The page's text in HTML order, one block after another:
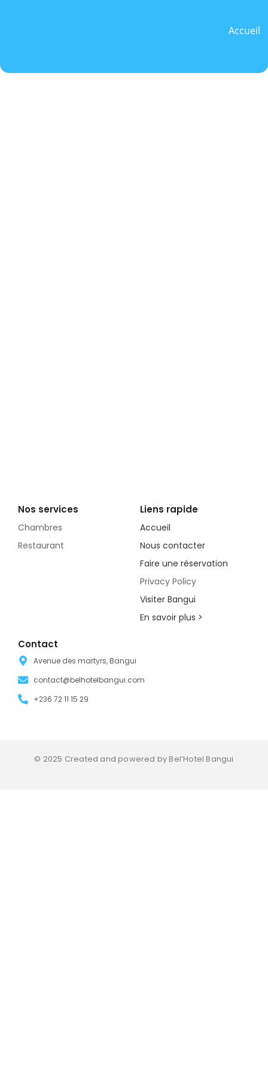
Accueil
Nos services
Chambres
Restaurant
Liens rapide
Accueil
Nous contacter
Faire une réservation
Privacy Policy
Visiter Bangui
En savoir plus >
Contact
Avenue des martyrs, Bangui
contact@belhotelbangui.com
+236 72 11 15 29
© 2025 Created and powered by Bel’Hotel Bangui